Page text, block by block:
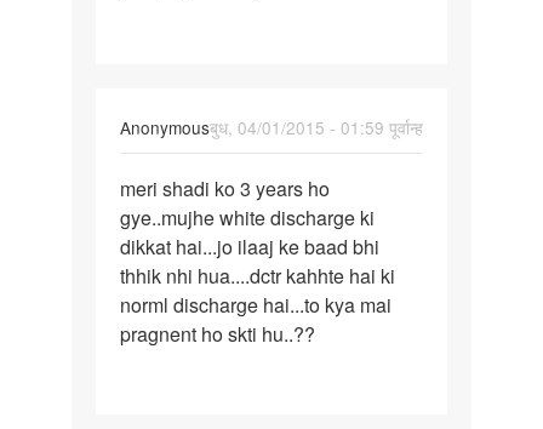
Anonymousबुध, 04/01/2015 - 01:59 पूर्वान्ह
meri
shadi
ko
3
years
ho
meri shadi ko 3 years ho
gye..mujhe white discharge ki
dikkat hai...jo ilaaj ke baad bhi
thhik nhi hua....dctr kahhte hai ki
norml discharge hai...to kya mai
pragnent ho skti hu..??